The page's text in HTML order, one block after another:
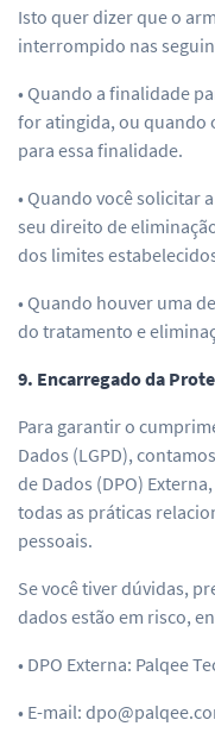
Isto quer dizer que o
interrompido nas
• Quando a finalidade
for atingida, ou quando
para essa finalidade.
• Quando você solicitar
seu direito de
dos limites
• Quando houver uma
do tratamento e
9. Encarregado da
Para garantir o
Dados (LGPD),
de Dados (DPO)
todas as práticas
pessoais.
Se você tiver dúvidas,
dados estão em risco,
• DPO Externa: Palqee
• E-mail: